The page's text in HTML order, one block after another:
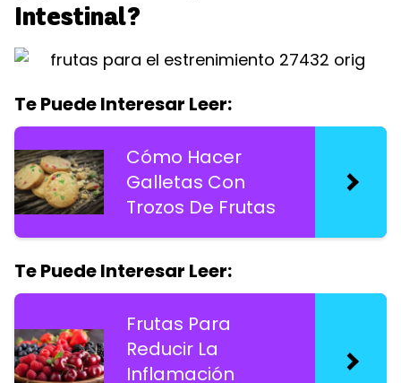
Intestinal?
Te Puede Interesar Leer:
Cómo Hacer
Galletas Con
Trozos De Frutas
Te Puede Interesar Leer:
Frutas Para
Reducir La
Inflamación